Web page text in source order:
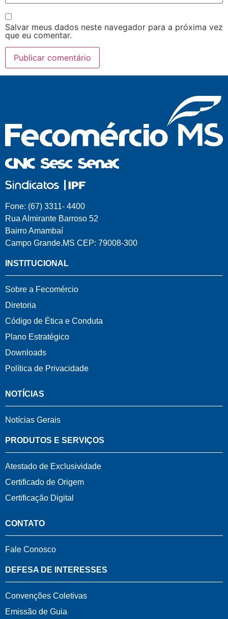
Salvar meus dados neste navegador para a próxima vez
que eu comentar.
Fone: (67) 3311- 4400
Rua Almirante Barroso 52
Bairro Amambaí
Campo Grande.MS CEP: 79008-300
INSTITUCIONAL
Sobre a Fecomércio
Diretoria
Código de Ética e Conduta
Plano Estratégico
Downloads
Política de Privacidade
NOTÍCIAS
Notícias Gerais
PRODUTOS E SERVIÇOS
Atestado de Exclusividade
Certificado de Origem
Certificação Digital
CONTATO
Fale Conosco
DEFESA DE INTERESSES
Convenções Coletivas
Emissão de Guia